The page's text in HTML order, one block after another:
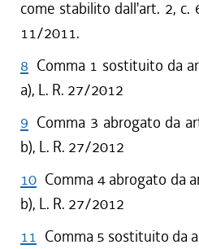
come stabilito dall'art. 2, c.
11/2011.
8 Comma 1 sostituito da
a), L. R. 27/2012
9 Comma 3 abrogato da
b), L. R. 27/2012
10 Comma 4 abrogato da
b), L. R. 27/2012
11 Comma 5 sostituito da